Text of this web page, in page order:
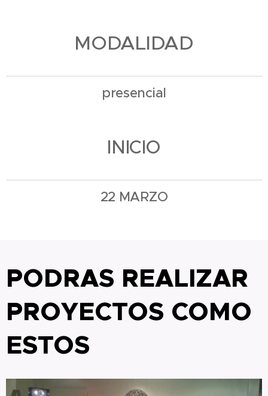
MODALIDAD
presencial
INICIO
22 MARZO
PODRAS REALIZAR
PROYECTOS COMO
ESTOS